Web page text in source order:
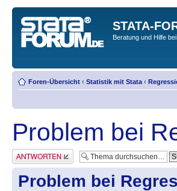
STATA-
Beratung und Hilfe
Foren-Übersicht ‹ Statistik mit Stata ‹
Problem bei
Antwort erstellen
Problem bei